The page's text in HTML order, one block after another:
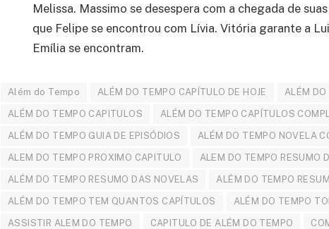
Melissa. Massimo se desespera com a chegada de
que Felipe se encontrou com Lívia. Vitória garante a
Emília se encontram.
Além do Tempo ALÉM DO TEMPO CAPÍTULO DE HOJE ALÉM
ALÉM DO TEMPO CAPITULOS ALÉM DO TEMPO CAPÍTULOS
ALÉM DO TEMPO GUIA DE EPISÓDIOS ALÉM DO TEMPO NOVELA
ALEM DO TEMPO PROXIMO CAPITULO ALEM DO TEMPO RESUMO
ALÉM DO TEMPO RESUMO DAS NOVELAS ALÉM DO TEMPO
ALÉM DO TEMPO TEM QUANTOS CAPÍTULOS ALÉM DO TEMPO
ASSISTIR ALEM DO TEMPO CAPITULO DE ALÉM DO TEMPO